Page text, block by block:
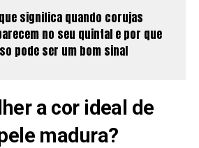
significa quando corujas
no seu quintal e por que
pode ser um bom sinal
a cor ideal de
madura?